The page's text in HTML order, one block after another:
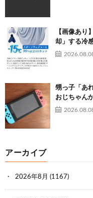
【画像あり
却」する冷
甥っ子「あ
おじちゃん
アーカイブ
2026年8月 (1167)